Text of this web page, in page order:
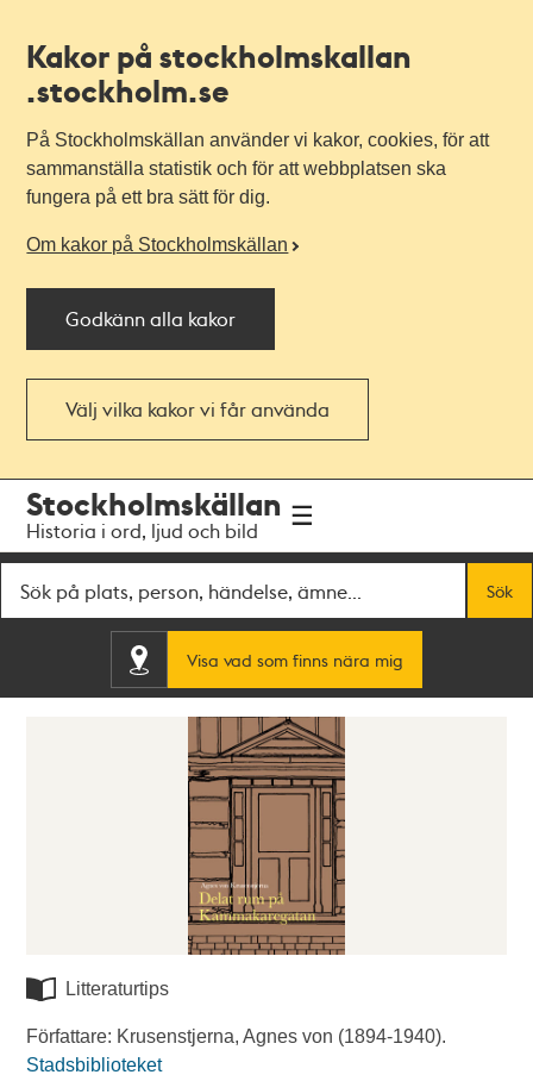
Kakor på stockholmskallan
.stockholm.se
På Stockholmskällan använder vi kakor, cookies, för att
sammanställa statistik och för att webbplatsen ska
fungera på ett bra sätt för dig.
Om kakor på Stockholmskällan
Godkänn alla kakor
Välj vilka kakor vi får använda
navigationen
huvudinnehållet
Stockholmskällan
Historia i ord, ljud och bild
Sök
Visa vad som finns nära mig
Litteraturtips
Författare: Krusenstjerna, Agnes von (1894-1940).
Stadsbiblioteket